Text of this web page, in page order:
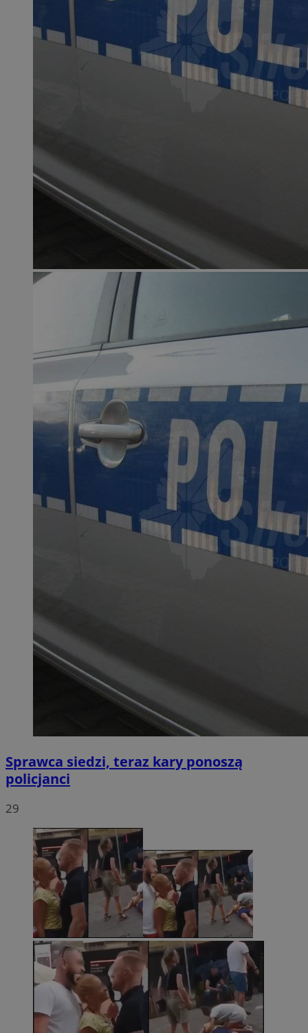
Sprawca siedzi, teraz kary ponoszą
policjanci
29